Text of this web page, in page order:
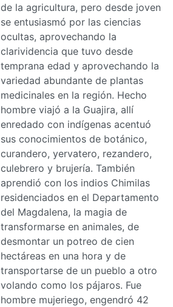
de la agricultura, pero desde joven
se entusiasmó por las ciencias
ocultas, aprovechando la
clarividencia que tuvo desde
temprana edad y aprovechando la
variedad abundante de plantas
medicinales en la región. Hecho
hombre viajó a la Guajira, allí
enredado con indígenas acentuó
sus conocimientos de botánico,
curandero, yervatero, rezandero,
culebrero y brujería. También
aprendió con los indios Chimilas
residenciados en el Departamento
del Magdalena, la magia de
transformarse en animales, de
desmontar un potreo de cien
hectáreas en una hora y de
transportarse de un pueblo a otro
volando como los pájaros. Fue
hombre mujeriego, engendró 42